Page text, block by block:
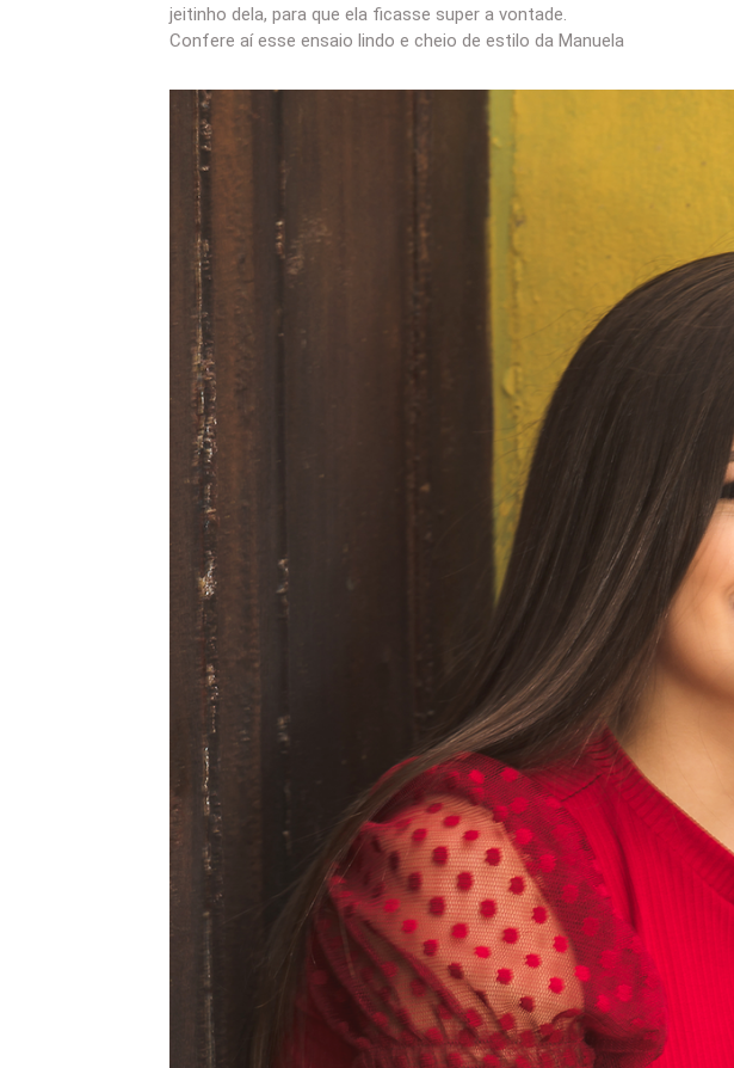
jeitinho dela, para que ela ficasse super a vontade.
Confere aí esse ensaio lindo e cheio de estilo da Manuela